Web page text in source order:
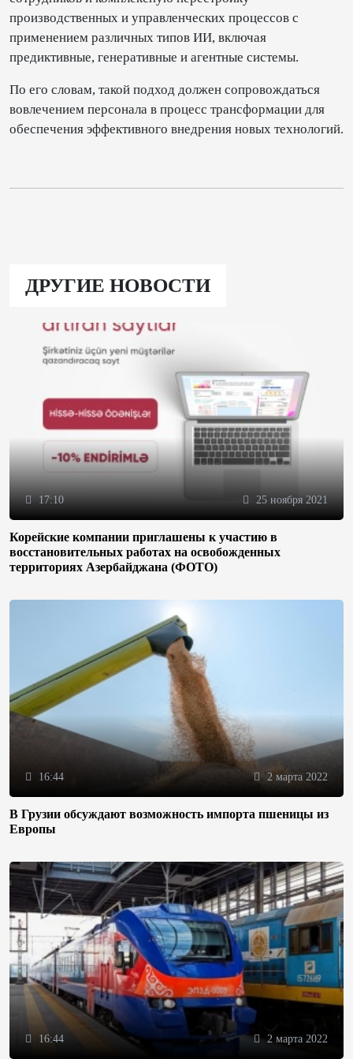
производственных и управленческих процессов с
применением различных типов ИИ, включая
предиктивные, генеративные и агентные системы.
По его словам, такой подход должен сопровождаться
вовлечением персонала в процесс трансформации для
обеспечения эффективного внедрения новых технологий.
ДРУГИЕ НОВОСТИ
17:10 25 ноября 2021
Корейские компании приглашены к участию в
восстановительных работах на освобожденных
территориях Азербайджана (ФОТО)
16:44 2 марта 2022
В Грузии обсуждают возможность импорта пшеницы из
Европы
16:44 2 марта 2022